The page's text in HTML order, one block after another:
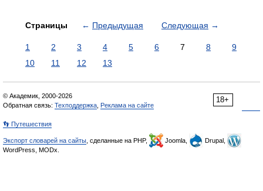
Страницы ← Предыдущая Следующая →
1 2 3 4 5 6 7 8
9
10
11 12 13
18+
© Академик, 2000-2026
Обратная связь: Техподдержка Реклама на сайте
👣 Путешествия
Экспорт словарей на сайты , сделанные на PHP, Joomla,
Drupal,
WordPress, MODx.